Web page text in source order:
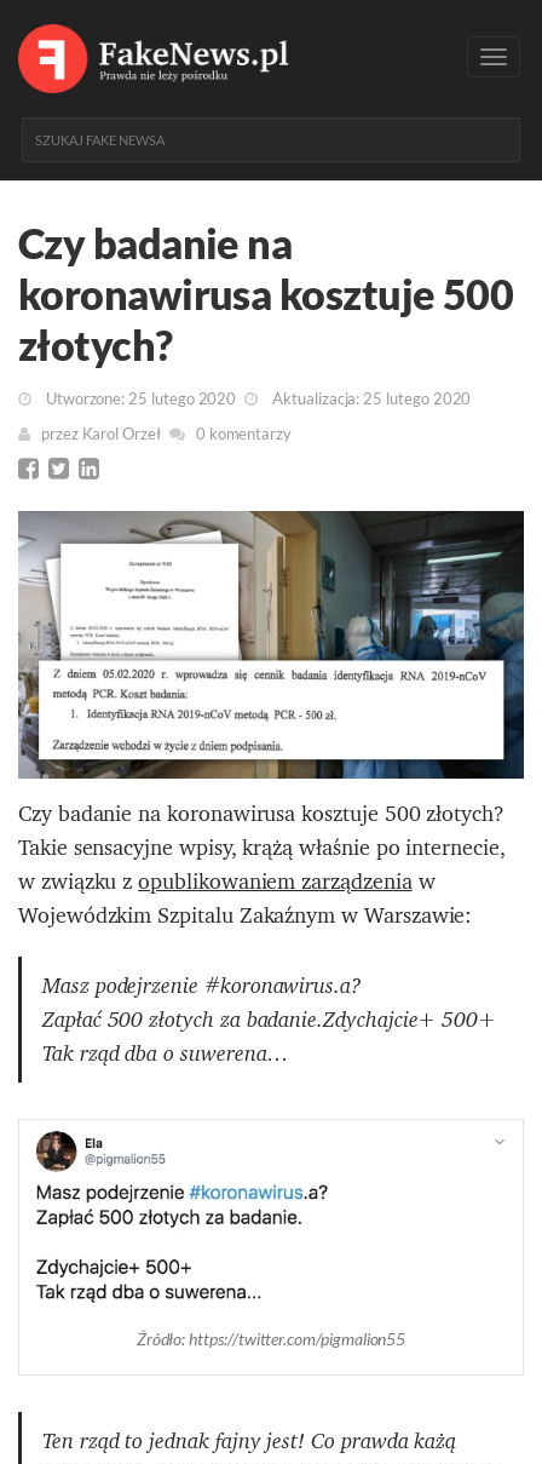
Czy badanie na
koronawirusa kosztuje 500
złotych?
Utworzone: 25 lutego 2020
Aktualizacja: 25 lutego 2020
przez Karol Orzeł 0 komentarzy
Czy badanie na koronawirusa kosztuje 500 złotych?
Takie sensacyjne wpisy, krążą właśnie po internecie,
w związku zopublikowaniem zarządzeniaw
Wojewódzkim Szpitalu Zakaźnym w Warszawie:
Masz podejrzenie #koronawirus.a?
Zapłać 500 złotych za badanie.Zdychajcie+ 500+
Tak rząd dba o suwerena…
Źródło: https://twitter.com/pigmalion55
Ten rząd to jednak fajny jest! Co prawda każą